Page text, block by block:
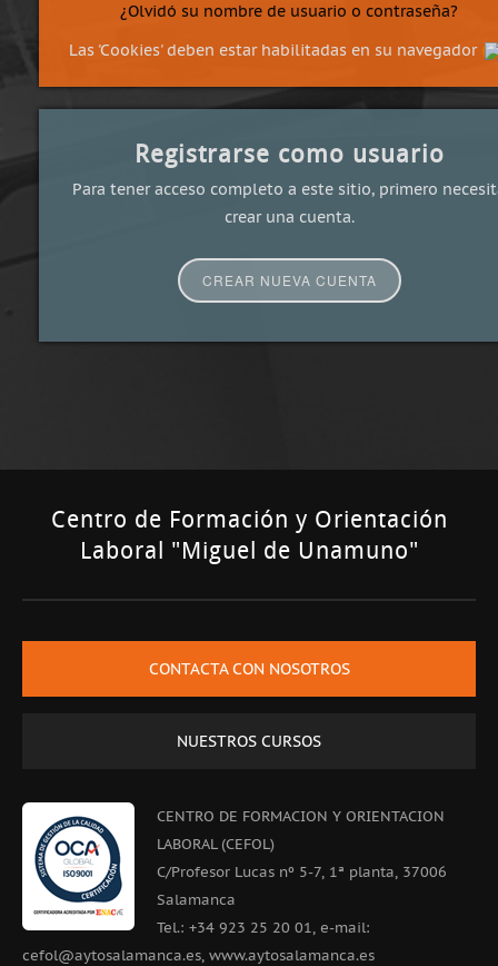
¿Olvidó su nombre de usuario o contraseña?
Las 'Cookies' deben estar habilitadas en su navegador
Registrarse como usuario
Para tener acceso completo a este sitio, primero
crear una cuenta.
Centro de Formación y Orientación
Laboral "Miguel de Unamuno"
CONTACTA CON NOSOTROS
NUESTROS CURSOS
CENTRO DE FORMACION Y ORIENTACION
LABORAL (CEFOL)
C/Profesor Lucas nº 5-7, 1ª planta, 37006
Salamanca
Tel.: +34 923 25 20 01, e-mail:
cefol@aytosalamanca.es, www.aytosalamanca.es